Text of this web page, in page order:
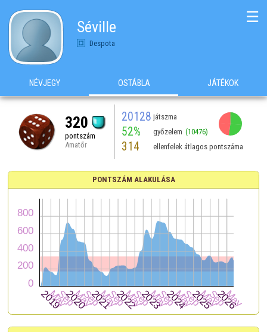
Séville
Despota
☰
NÉVJEGY OSTÁBLA JÁTÉKOK
320
pontszám
Amatőr
20128 játszma
52% győzelem (10476)
314 ellenfelek átlagos pontszáma
PONTSZÁM ALAKULÁSA